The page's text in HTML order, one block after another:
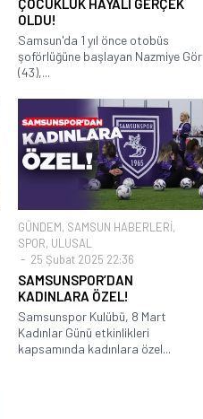
ÇOCUKLUK HAYALİ GERÇEK
OLDU!
Samsun'da 1 yıl önce otobüs
şoförlüğüne başlayan Nazmiye Gör
(43),...
GÜNDEM, SAMSUN HABERLERİ,
SPOR, ULUSAL
25 Şubat 2025 22:36
SAMSUNSPOR’DAN
KADINLARA ÖZEL!
Samsunspor Kulübü, 8 Mart
Kadınlar Günü etkinlikleri
kapsamında kadınlara özel...